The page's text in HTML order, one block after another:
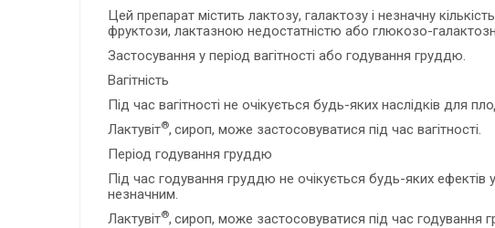
Цей препарат містить лактозу, галактозу і незначну
фруктози, лактазною недостатністю або глюкозо-
Застосування у період вагітності або годування груддю.
Вагітність
Під час вагітності не очікується будь-яких наслідків для
Лактувіт®, сироп, може застосовуватися під час вагітності.
Період годування груддю
Під час годування груддю не очікується будь-яких
незначним.
Лактувіт®, сироп, може застосовуватися під час годування